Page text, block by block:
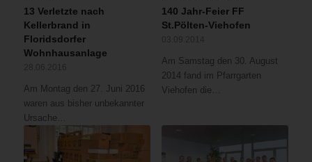
13 Verletzte nach
Kellerbrand in
Floridsdorfer
Wohnhausanlage
Am Montag den 27. Juni 2016
waren aus bisher unbekannter
Ursache…
140 Jahr-Feier FF
St.Pölten-Viehofen
Am Samstag den 30. August
2014 fand im Pfarrgarten
Viehofen die…